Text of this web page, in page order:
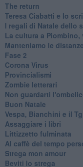
The return
Teresa Ciabatti e lo
I regali di Natale dello
La cultura a
Manteniamo le distanze
Fase 2
Corona Virus
Provincialismi
Zombie letterari
Non guardarti
Buon Natale
Vespa, Bianchini e il Tg
Assaggiare i libri
Littizzetto fulminata
Al caffè del tempo
Strega mon amour
Beviti lo strega